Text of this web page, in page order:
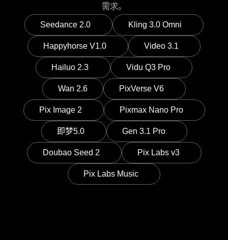
需求。
Seedance 2.0 Kling 3.0 Omni
Happyhorse V1.0 Video 3.1
Hailuo 2.3 Vidu Q3 Pro
Wan 2.6 PixVerse V6
Pix Image 2 Pixmax Nano Pro
即梦5.0 Gen 3.1 Pro
Doubao Seed 2 Pix Labs v3
Pix Labs Music